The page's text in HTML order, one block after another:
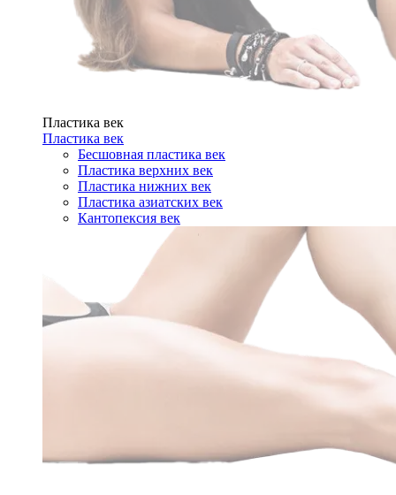
Пластика век
Пластика век
Бесшовная пластика век
Пластика верхних век
Пластика нижних век
Пластика азиатских век
Кантопексия век